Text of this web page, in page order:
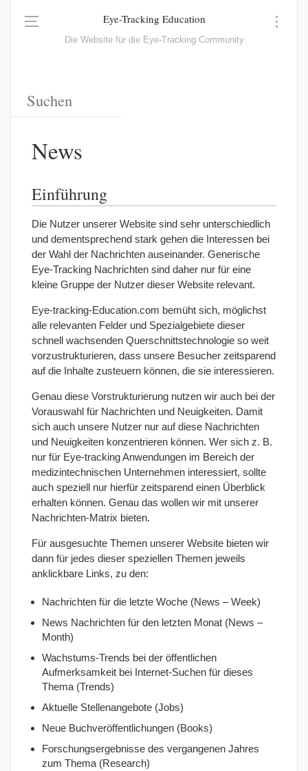
Eye-Tracking Education
Die Website für die Eye-Tracking Community
News
Einführung
Die Nutzer unserer Website sind sehr unterschiedlich
und dementsprechend stark gehen die Interessen bei
der Wahl der Nachrichten auseinander. Generische
Eye-Tracking Nachrichten sind daher nur für eine
kleine Gruppe der Nutzer dieser Website relevant.
Eye-tracking-Education.com bemüht sich, möglichst
alle relevanten Felder und Spezialgebiete dieser
schnell wachsenden Querschnittstechnologie so weit
vorzustrukturieren, dass unsere Besucher zeitsparend
auf die Inhalte zusteuern können, die sie interessieren.
Genau diese Vorstrukturierung nutzen wir auch bei der
Vorauswahl für Nachrichten und Neuigkeiten. Damit
sich auch unsere Nutzer nur auf diese Nachrichten
und Neuigkeiten konzentrieren können. Wer sich z. B.
nur für Eye-tracking Anwendungen im Bereich der
medizintechnischen Unternehmen interessiert, sollte
auch speziell nur hierfür zeitsparend einen Überblick
erhalten können. Genau das wollen wir mit unserer
Nachrichten-Matrix bieten.
Für ausgesuchte Themen unserer Website bieten wir
dann für jedes dieser speziellen Themen jeweils
anklickbare Links, zu den:
Nachrichten für die letzte Woche (News – Week)
News Nachrichten für den letzten Monat (News –
Month)
Wachstums-Trends bei der öffentlichen
Aufmerksamkeit bei Internet-Suchen für dieses
Thema (Trends)
Aktuelle Stellenangebote (Jobs)
Neue Buchveröffentlichungen (Books)
Forschungsergebnisse des vergangenen Jahres
zum Thema (Research)